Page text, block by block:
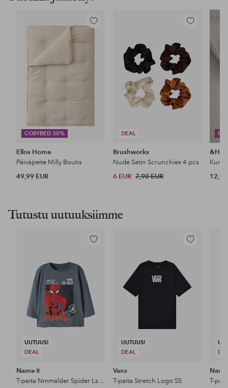
COSYBED 30%
Lisää
Ellos Home
Päiväpeite Milly Boutis
49,99 EUR
DEAL
Lisää
Brushworks
Nude Satin Scrunchies 4 pcs
6 EUR 7,90 EUR 12,99
Tutustu uutuuksiimme
UUTUUS!
DEAL
Lisää
Name it
T-paita Nmmalder Spider Ls Nreg Top Box Mar
UUTUUS!
DEAL
Lisää
Vans
T-paita Stretch Logo SS